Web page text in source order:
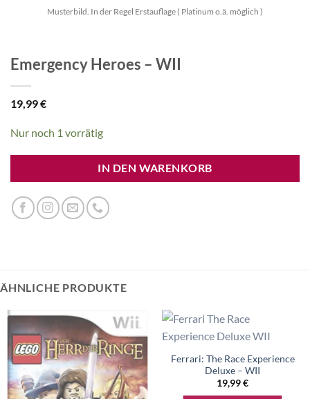
Musterbild. In der Regel Erstauflage ( Platinum o.ä. möglich )
Emergency Heroes – WII
19,99€
Nur noch 1 vorrätig
IN DEN WARENKORB
ÄHNLICHE PRODUKTE
Ferrari: The Race Experience
Deluxe – WII
19,99€